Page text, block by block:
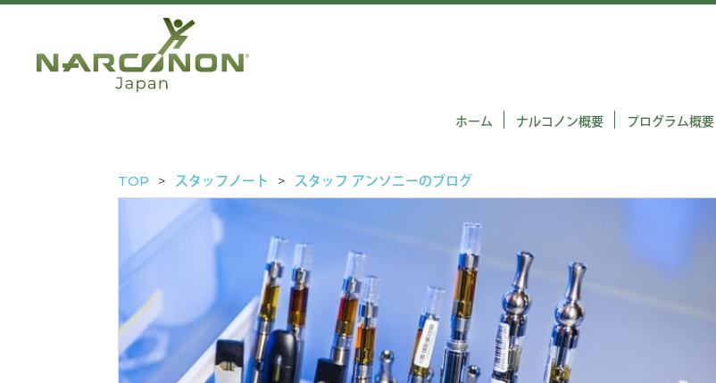
ホーム ナルコノン概要 プログラム概要
TOP スタッフノート スタッフ アンソニーのブログ